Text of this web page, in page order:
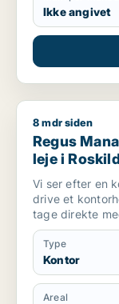
Ikke angivet
Regus
8 mdr siden
Regus
leje i
Vi ser efter en
drive et
tage direkte
Type
Kontor
Areal